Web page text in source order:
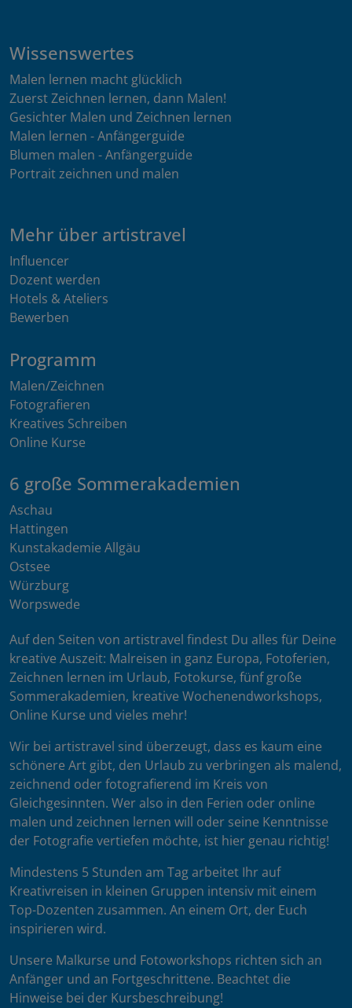
Wissenswertes
Malen lernen macht glücklich
Zuerst Zeichnen lernen, dann Malen!
Gesichter Malen und Zeichnen lernen
Malen lernen - Anfängerguide
Blumen malen - Anfängerguide
Portrait zeichnen und malen
Mehr über artistravel
Influencer
Dozent werden
Hotels & Ateliers
Bewerben
Programm
Malen/Zeichnen
Fotografieren
Kreatives Schreiben
Online Kurse
6 große Sommerakademien
Aschau
Hattingen
Kunstakademie Allgäu
Ostsee
Würzburg
Worpswede
Auf den Seiten von artistravel findest Du alles für Deine
kreative Auszeit: Malreisen in ganz Europa, Fotoferien,
Zeichnen lernen im Urlaub, Fotokurse, fünf große
Sommerakademien, kreative Wochenendworkshops,
Online Kurse und vieles mehr!
Wir bei artistravel sind überzeugt, dass es kaum eine
schönere Art gibt, den Urlaub zu verbringen als malend,
zeichnend oder fotografierend im Kreis von
Gleichgesinnten. Wer also in den Ferien oder online
malen und zeichnen lernen will oder seine Kenntnisse
der Fotografie vertiefen möchte, ist hier genau richtig!
Mindestens 5 Stunden am Tag arbeitet Ihr auf
Kreativreisen in kleinen Gruppen intensiv mit einem
Top-Dozenten zusammen. An einem Ort, der Euch
inspirieren wird.
Unsere Malkurse und Fotoworkshops richten sich an
Anfänger und an Fortgeschrittene. Beachtet die
Hinweise bei der Kursbeschreibung!